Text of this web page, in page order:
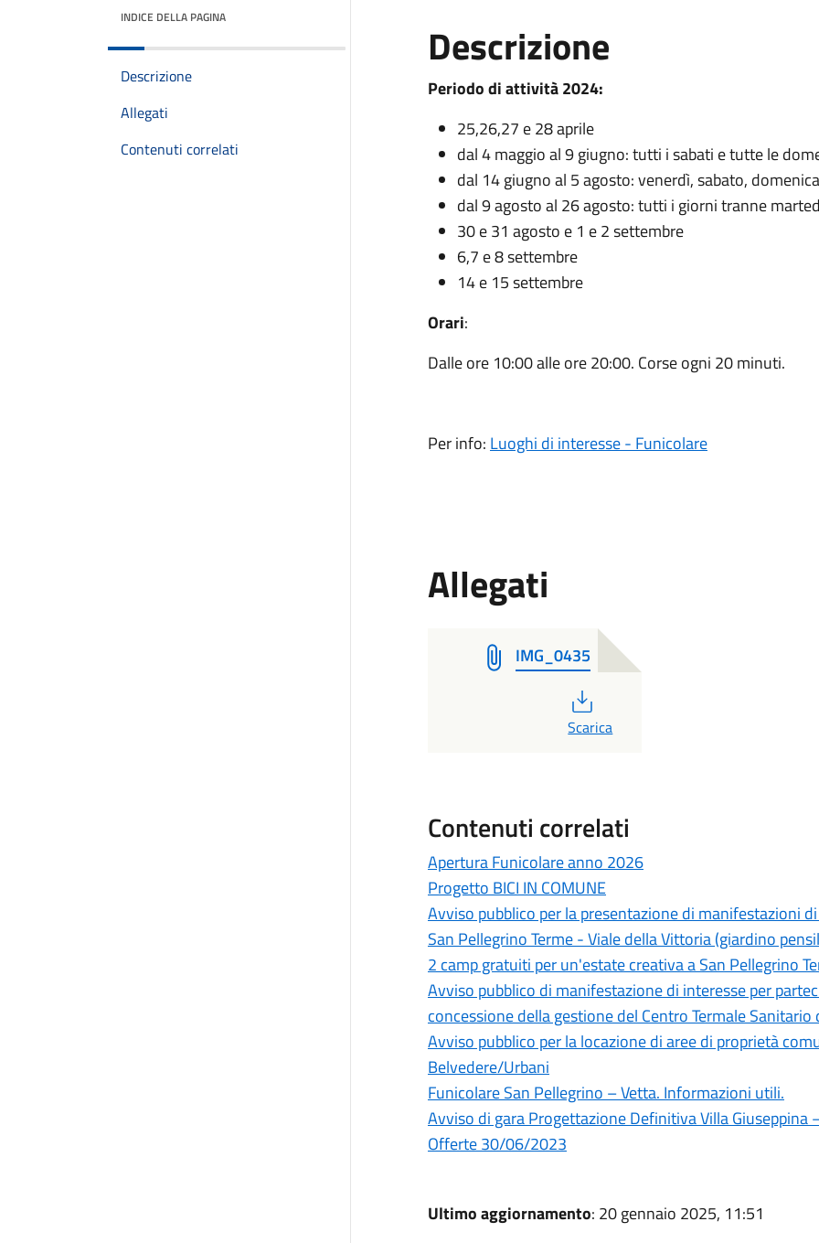
INDICE DELLA PAGINA
Descrizione
Allegati
Contenuti correlati
Descrizione
Periodo di attività 2024:
25,26,27 e 28 aprile
dal 4 maggio al 9 giugno: tutti i sabati e tutte le
dal 14 giugno al 5 agosto: venerdì, sabato,
dal 9 agosto al 26 agosto: tutti i giorni tranne
30 e 31 agosto e 1 e 2 settembre
6,7 e 8 settembre
14 e 15 settembre
Orari:
Dalle ore 10:00 alle ore 20:00. Corse ogni 20 minuti.
Per info: Luoghi di interesse - Funicolare
Allegati
IMG_0435
PDF
Scarica
Contenuti correlati
Apertura Funicolare anno 2026
Progetto BICI IN COMUNE
Avviso pubblico per la presentazione di manifestazioni
San Pellegrino Terme - Viale della Vittoria (giardino
2 camp gratuiti per un'estate creativa a San Pellegrino
Avviso pubblico di manifestazione di interesse per
concessione della gestione del Centro Termale Sanitario
Avviso pubblico per la locazione di aree di proprietà
Belvedere/Urbani
Funicolare San Pellegrino – Vetta. Informazioni utili.
Avviso di gara Progettazione Definitiva Villa Giuseppina
Offerte 30/06/2023
Ultimo aggiornamento: 20 gennaio 2025, 11:51